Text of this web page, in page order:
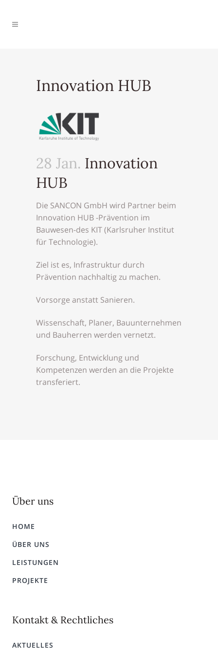
Innovation HUB
28 Jan. Innovation
HUB
Die SANCON GmbH wird Partner beim
Innovation HUB -Prävention im
Bauwesen-des KIT (Karlsruher Institut
für Technologie).
Ziel ist es, Infrastruktur durch
Prävention nachhaltig zu machen.
Vorsorge anstatt Sanieren.
Wissenschaft, Planer, Bauunternehmen
und Bauherren werden vernetzt.
Forschung, Entwicklung und
Kompetenzen werden an die Projekte
transferiert.
Über uns
HOME
ÜBER UNS
LEISTUNGEN
PROJEKTE
Kontakt & Rechtliches
AKTUELLES